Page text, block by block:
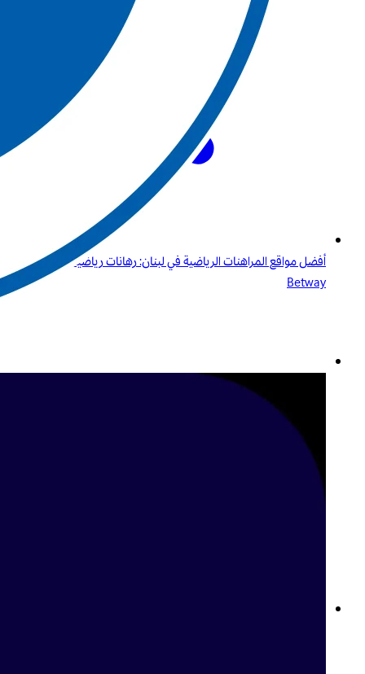
أفضل مواقع المراهنات الرياضية في لبنان: رهانات رياضية راقية مع
Betway